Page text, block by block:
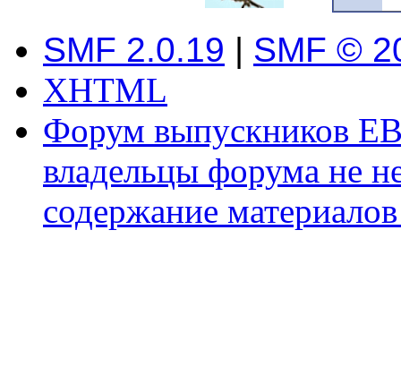
SMF 2.0.19 | SMF ©
XHTML
Форум выпускников
владельцы форума не
содержание